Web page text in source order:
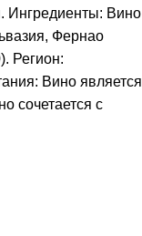
Ингредиенты: Вино
Фернао
Регион:
Вино является
сочетается с